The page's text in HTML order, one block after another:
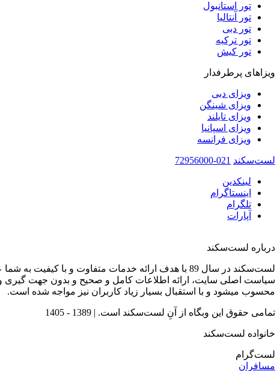
تور استانبول
تور آنتالیا
تور دبی
تور ترکیه
تور کیش
ویزاهای پرطرفدار
ویزای دبی
ویزای شینگن
ویزای تایلند
ویزای اسپانیا
ویزای فرانسه
لست‌سکند 021-72956000
لینکدین
اینستاگرام
تلگرام
آپارات
درباره لست‌سکند
لست‌سکند در سال 89 با هدف ارائه خدمات متفاوت و با کیفیت به شما عزیزان در صنعت گردشگری تاسیس شده است.
سیاست اصلی سایت، ارائه اطلاعات کامل و صحیح و بدون جهت گیری
محسوب میشود و با استقبال بسیار زیاد کاربران نیز مواجه شده است.
تمامی حقوق این وبگاه از آنِ لست‌سکند است. | 1389 - 1405
خانواده لست‌سکند
لست‌گرام
مسافران